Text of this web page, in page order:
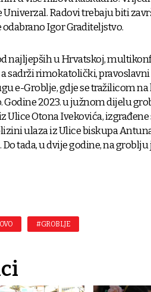
Univerzal. Radovi trebaju biti
Igor Graditeljstvo.
najljepših u Hrvatskoj,
sadrži rimokatolički, pravoslavni
e-Groblje, gdje se tražilicom
2023. u južnom dijelu
Ulice Otona Ivekovića, izgrađene
ulaza iz Ulice biskupa
tada, u dvije godine, na
#GROBLJE